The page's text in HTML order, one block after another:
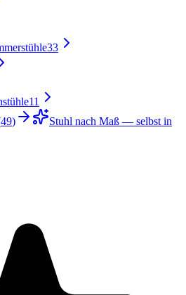
33
11
49)
Stuhl nach Maß — selbst in